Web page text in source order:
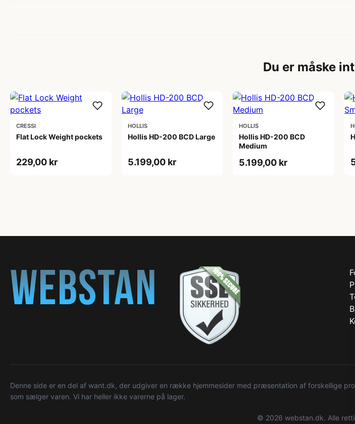
Du er måske
CRESSI
Flat Lock Weight pockets
229,00 kr
HOLLIS
Hollis HD-200 BCD Large
5.199,00 kr
HOLLIS
Hollis HD-200 BCD
Medium
5.199,00 kr
Denne side er en del af want.dk, der udgiver en række hjemmesider med præsentation af forskellige
som sælger varen. Vi har heller ikke varerne på lager.
© 2026 webstan.dk. Alle